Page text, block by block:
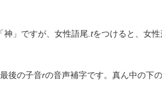
神」ですが、女性語尾 .tをつけると、女性
後の子音rの音声補字です。真ん中の下の